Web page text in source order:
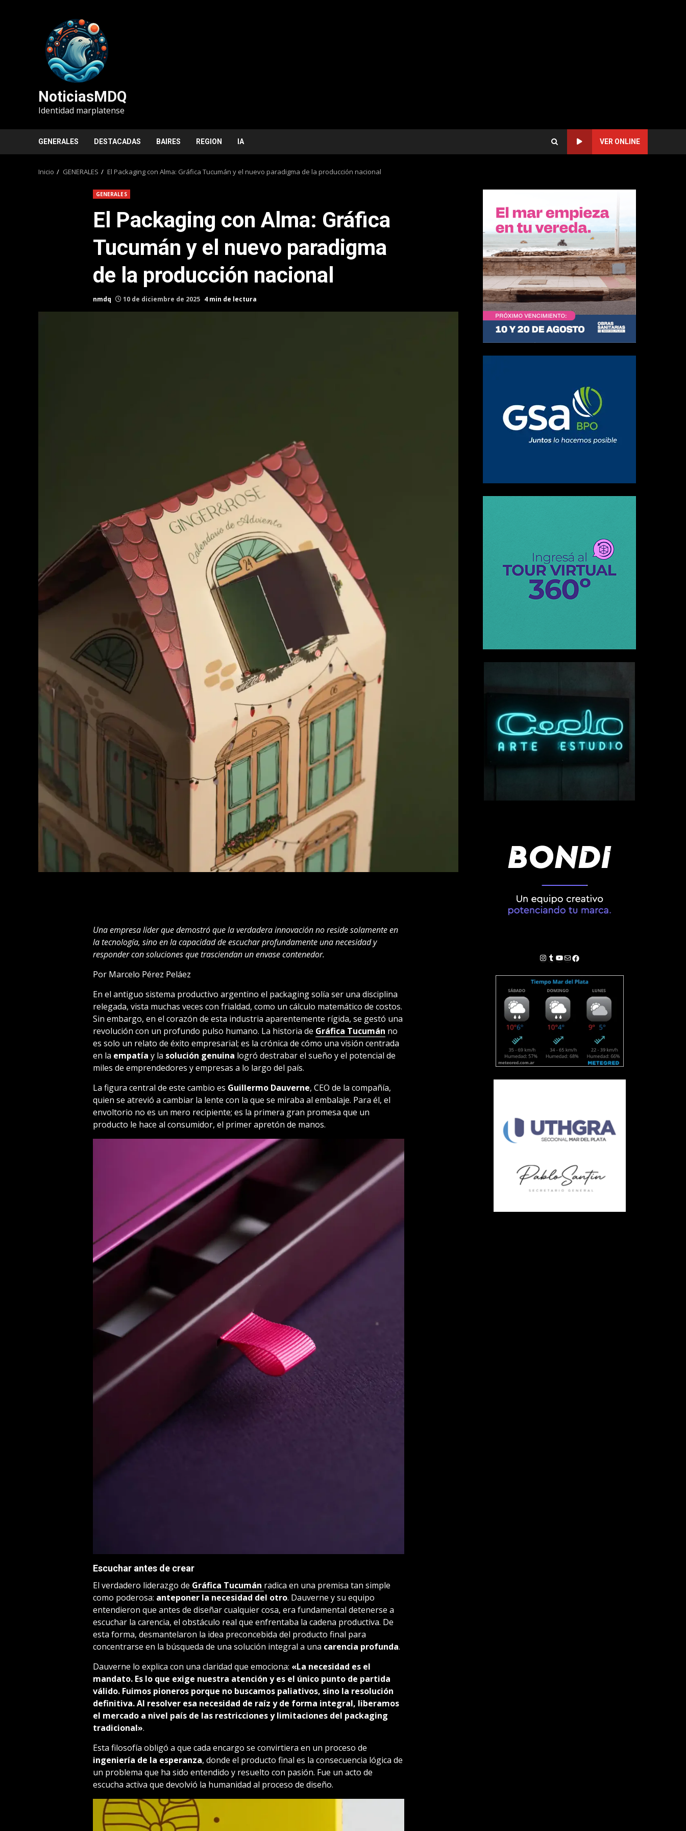
NoticiasMDQ
Identidad marplatense
GENERALES DESTACADAS BAIRES REGION IA VER ONLINE
Inicio GENERALES El Packaging con Alma: Gráfica Tucumán y el nuevo paradigma de la producción nacional
GENERALES
El Packaging con Alma: Gráfica
Tucumán y el nuevo paradigma
de la producción nacional
nmdq 10 de diciembre de 2025 4 min de lectura
Una empresa lider que demostró que la verdadera innovación no reside solamente en
la tecnología, sino en la capacidad de escuchar profundamente una necesidad y
responder con soluciones que trasciendan un envase contenedor.
Por Marcelo Pérez Peláez
En el antiguo sistema productivo argentino el packaging solía ser una disciplina
relegada, vista muchas veces con frialdad, como un cálculo matemático de costos.
Sin embargo, en el corazón de esta industria aparentemente rígida, se gestó una
revolución con un profundo pulso humano. La historia de Gráfica Tucumán no
es solo un relato de éxito empresarial; es la crónica de cómo una visión centrada
en la empatía y la solución genuina logró destrabar el sueño y el potencial de
miles de emprendedores y empresas a lo largo del país.
La figura central de este cambio es Guillermo Dauverne, CEO de la compañía,
quien se atrevió a cambiar la lente con la que se miraba al embalaje. Para él, el
envoltorio no es un mero recipiente; es la primera gran promesa que un
producto le hace al consumidor, el primer apretón de manos.
Escuchar antes de crear
El verdadero liderazgo de Gráfica Tucumán radica en una premisa tan simple
como poderosa: anteponer la necesidad del otro. Dauverne y su equipo
entendieron que antes de diseñar cualquier cosa, era fundamental detenerse a
escuchar la carencia, el obstáculo real que enfrentaba la cadena productiva. De
esta forma, desmantelaron la idea preconcebida del producto final para
concentrarse en la búsqueda de una solución integral a una carencia profunda.
Dauverne lo explica con una claridad que emociona: «La necesidad es el
mandato. Es lo que exige nuestra atención y es el único punto de partida
válido. Fuimos pioneros porque no buscamos paliativos, sino la resolución
definitiva. Al resolver esa necesidad de raíz y de forma integral, liberamos
el mercado a nivel país de las restricciones y limitaciones del packaging
tradicional».
Esta filosofía obligó a que cada encargo se convirtiera en un proceso de
ingeniería de la esperanza, donde el producto final es la consecuencia lógica de
un problema que ha sido entendido y resuelto con pasión. Fue un acto de
escucha activa que devolvió la humanidad al proceso de diseño.
Instagram
Tumblr
YouTube
Correo electrónico
Facebook